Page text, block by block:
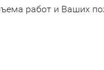
работ и Ваших